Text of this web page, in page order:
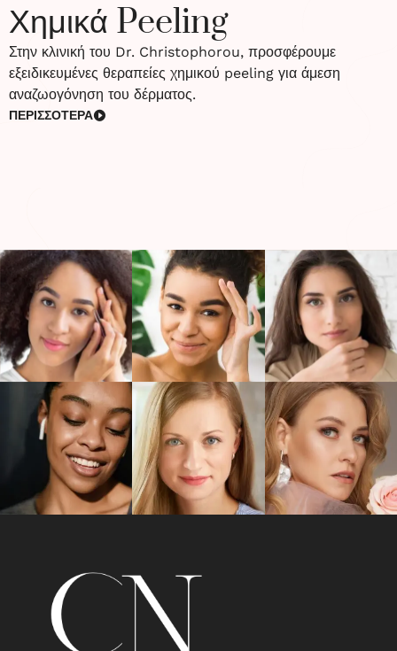
Χημικά Peeling
Στην κλινική του Dr. Christophorou, προσφέρουμε
εξειδικευμένες θεραπείες χημικού peeling για άμεση
αναζωογόνηση του δέρματος.
ΠΕΡΙΣΣΟΤΕΡΑ